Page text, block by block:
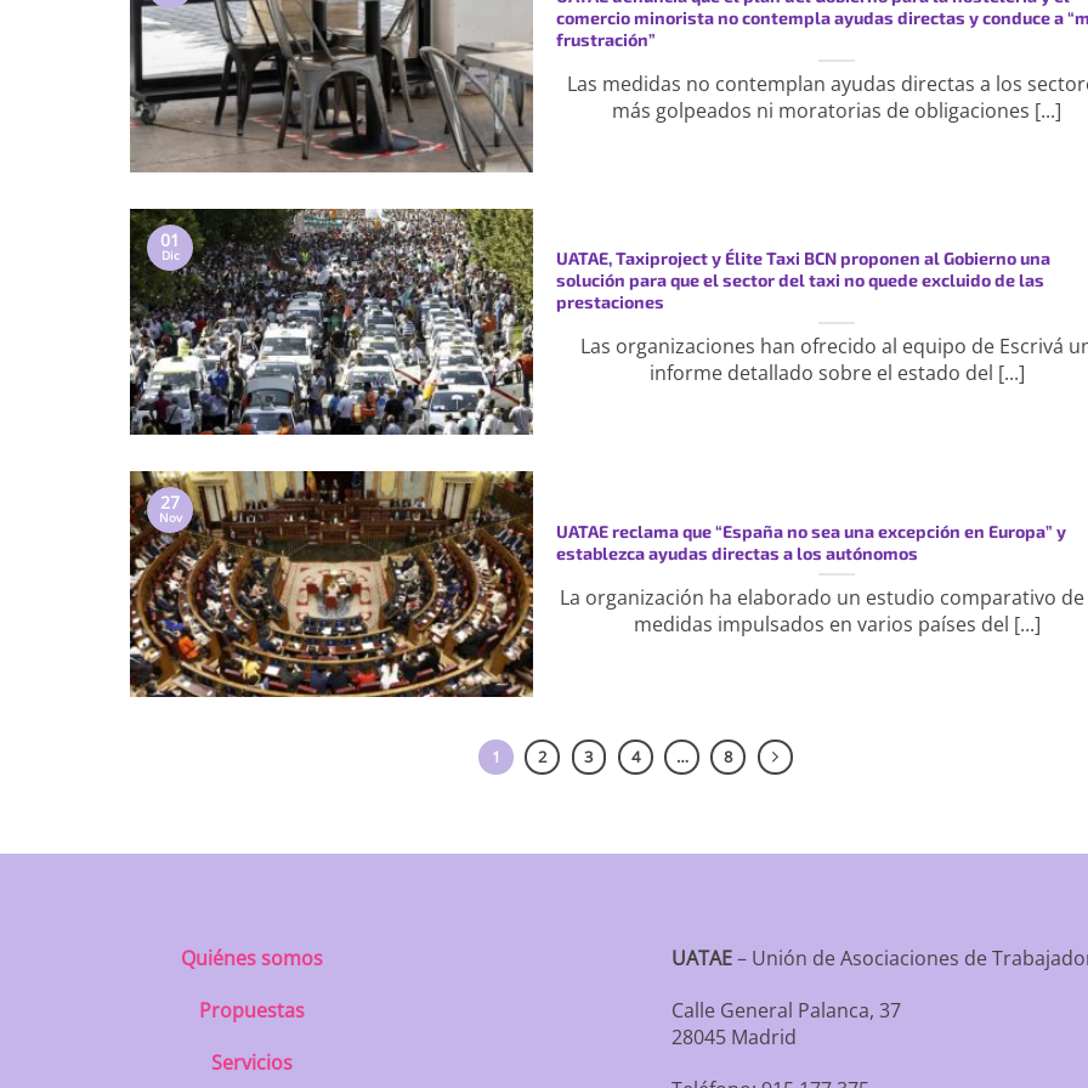
comercio minorista no contempla ayudas directas y conduce a
frustración”
Las medidas no contemplan ayudas directas a los
más golpeados ni moratorias de obligaciones [...]
UATAE, Taxiproject y Élite Taxi BCN proponen al Gobierno una
solución para que el sector del taxi no quede excluido de las
prestaciones
Las organizaciones han ofrecido al equipo de Escrivá
informe detallado sobre el estado del [...]
01
Dic
UATAE reclama que “España no sea una excepción en Europa” y
establezca ayudas directas a los autónomos
La organización ha elaborado un estudio comparativo de
medidas impulsados en varios países del [...]
27
Nov
1 2 3 4 … 8
Quiénes somos
Propuestas
Servicios
UATAE– Unión de Asociaciones de
Calle General Palanca, 37
28045 Madrid